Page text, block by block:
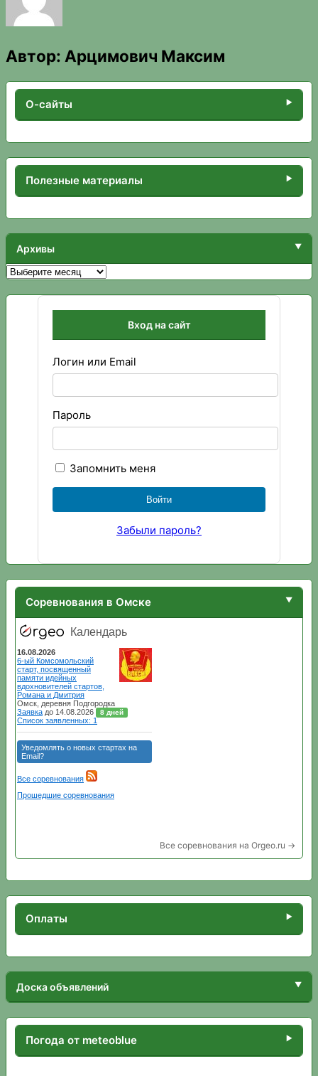
Автор: Арцимович Максим
О-сайты
Полезные материалы
Архивы
Архивы
Вход на сайт
Логин или Email
Пароль
Запомнить меня
Забыли пароль?
Соревнования в Омске
Все соревнования на Orgeo.ru →
Оплаты
Доска объявлений
Погода от meteoblue